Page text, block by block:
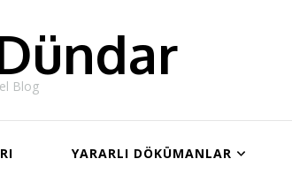
Blog
YARARLI DÖKÜMANLAR